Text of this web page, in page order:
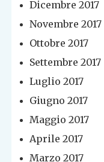
Dicembre 2017
Novembre 2017
Ottobre 2017
Settembre 2017
Luglio 2017
Giugno 2017
Maggio 2017
Aprile 2017
Marzo 2017